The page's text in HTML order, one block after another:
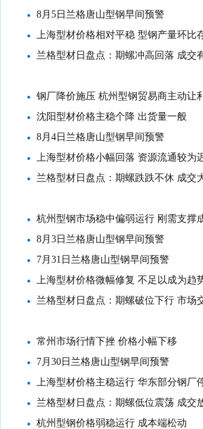
8月5日兰格唐山型钢早间预警
上海型材价格相对平稳 型钢产量环比
兰格型材日盘点：期螺冲高回落 成交
钢厂降价施压 杭州型钢贸易商主动让
沈阳型材价格主稳个降 出货量一般
8月4日兰格唐山型钢早间预警
上海型材价格小幅回落 资源流通较为
兰格型材日盘点：期螺跌跌不休 成交
杭州型钢市场稳中偏弱运行 刚需支撑
8月3日兰格唐山型钢早间预警
7月31日兰格唐山型钢早间预警
上海型材价格微幅修复 不足以成为趋
兰格型材日盘点：期螺破位下行 市场
常州市场行情下挫 价格小幅下移
7月30日兰格唐山型钢早间预警
上海型材价格主稳运行 华东部分钢厂
兰格型材日盘点：期螺低位震荡 成交
杭州型钢价格弱稳运行 成本端松动